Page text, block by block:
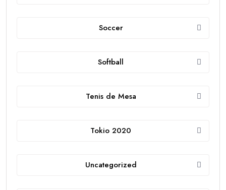
Soccer
Softball
Tenis de Mesa
Tokio 2020
Uncategorized